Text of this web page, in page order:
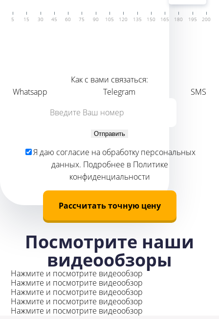
Как с вами связаться:
Whatsapp
Telegram SMS
Отправить
Я даю согласие на обработку персональных
данных. Подробнее в Политике
конфиденциальности
Рассчитать точную цену
Посмотрите наши
видеообзоры
Нажмите и посмотрите видеообзор
Нажмите и посмотрите видеообзор
Нажмите и посмотрите видеообзор
Нажмите и посмотрите видеообзор
Нажмите и посмотрите видеообзор